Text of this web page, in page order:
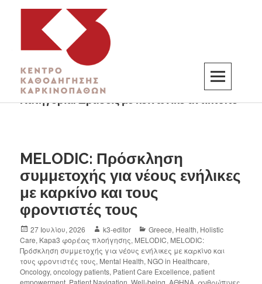
K3
ΚΕΝΤΡΟ ΚΑΘΟΔΗΓΗΣΗΣ ΚΑΡΚΙΝΟΠΑΘΩΝ
Κατηγορία:Δράσεις με κοινωνικό αντίκτυπο
MELODIC: Πρόσκληση
συμμετοχής για νέους ενήλικες
με καρκίνο και τους
φροντιστές τους
27 Ιουλίου, 2026 k3-editor Greece, Health, Holistic
Care, Kapa3 φορέας πλοήγησης, MELODIC, MELODIC:
Πρόσκληση συμμετοχής για νέους ενήλικες με καρκίνο και
τους φροντιστές τους, Mental Health, NGO in Healthcare,
Oncology,oncology patients, Patient Care Excellence,patient
empowerment, Patient Navigation,Well-being,ΑΘΗΝΑ, ανθρώπινες